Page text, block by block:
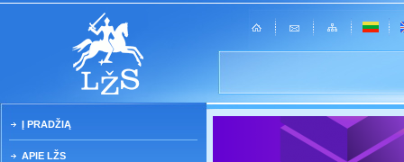
Į PRADŽIĄ
APIE LŽS